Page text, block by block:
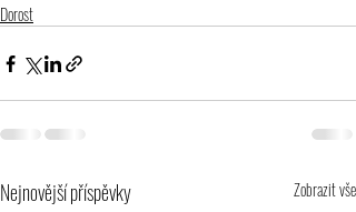
Dorost
Nejnovější příspěvky Zobrazit vše